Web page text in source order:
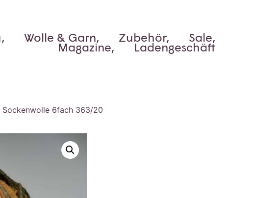
Wolle & Garn, Zubehör, Sale,
Magazine, Ladengeschäft
Sockenwolle 6fach 363/20